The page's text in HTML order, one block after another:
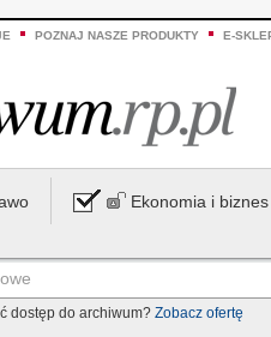
POZNAJ NASZE PRODUKTY E-
Ekonomia i biznes
dostęp do archiwum? Zobacz ofertę